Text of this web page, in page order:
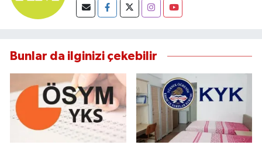
Bunlar da ilginizi çekebilir